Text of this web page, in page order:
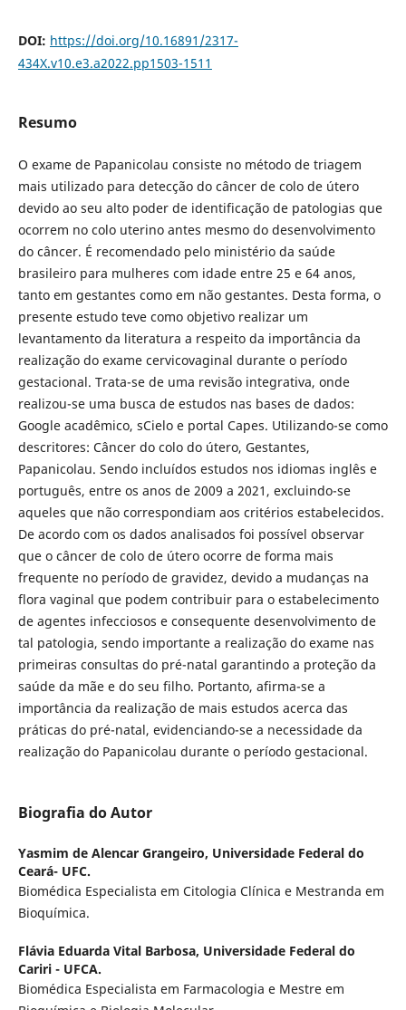
DOI: https://doi.org/10.16891/2317-
434X.v10.e3.a2022.pp1503-1511
Resumo
O exame de Papanicolau consiste no método de triagem
mais utilizado para detecção do câncer de colo de útero
devido ao seu alto poder de identificação de patologias que
ocorrem no colo uterino antes mesmo do desenvolvimento
do câncer. É recomendado pelo ministério da saúde
brasileiro para mulheres com idade entre 25 e 64 anos,
tanto em gestantes como em não gestantes. Desta forma, o
presente estudo teve como objetivo realizar um
levantamento da literatura a respeito da importância da
realização do exame cervicovaginal durante o período
gestacional. Trata-se de uma revisão integrativa, onde
realizou-se uma busca de estudos nas bases de dados:
Google acadêmico, sCielo e portal Capes. Utilizando-se como
descritores: Câncer do colo do útero, Gestantes,
Papanicolau. Sendo incluídos estudos nos idiomas inglês e
português, entre os anos de 2009 a 2021, excluindo-se
aqueles que não correspondiam aos critérios estabelecidos.
De acordo com os dados analisados foi possível observar
que o câncer de colo de útero ocorre de forma mais
frequente no período de gravidez, devido a mudanças na
flora vaginal que podem contribuir para o estabelecimento
de agentes infecciosos e consequente desenvolvimento de
tal patologia, sendo importante a realização do exame nas
primeiras consultas do pré-natal garantindo a proteção da
saúde da mãe e do seu filho. Portanto, afirma-se a
importância da realização de mais estudos acerca das
práticas do pré-natal, evidenciando-se a necessidade da
realização do Papanicolau durante o período gestacional.
Biografia do Autor
Yasmim de Alencar Grangeiro, Universidade Federal do
Ceará- UFC.
Biomédica Especialista em Citologia Clínica e Mestranda em
Bioquímica.
Flávia Eduarda Vital Barbosa, Universidade Federal do
Cariri - UFCA.
Biomédica Especialista em Farmacologia e Mestre em